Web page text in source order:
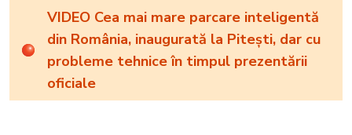
VIDEO Cea mai mare parcare inteligentă
din România, inaugurată la Pitești, dar cu
probleme tehnice în timpul prezentării
oficiale